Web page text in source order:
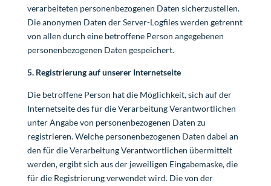
verarbeiteten personenbezogenen Daten sicherzustellen.
Die anonymen Daten der Server-Logfiles werden getrennt
von allen durch eine betroffene Person angegebenen
personenbezogenen Daten gespeichert.
5. Registrierung auf unserer Internetseite
Die betroffene Person hat die Möglichkeit, sich auf der
Internetseite des für die Verarbeitung Verantwortlichen
unter Angabe von personenbezogenen Daten zu
registrieren. Welche personenbezogenen Daten dabei an
den für die Verarbeitung Verantwortlichen übermittelt
werden, ergibt sich aus der jeweiligen Eingabemaske, die
für die Registrierung verwendet wird. Die von der